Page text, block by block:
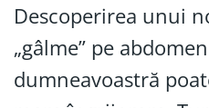
Descoperirea unui
„gâlme” pe
dumneavoastră